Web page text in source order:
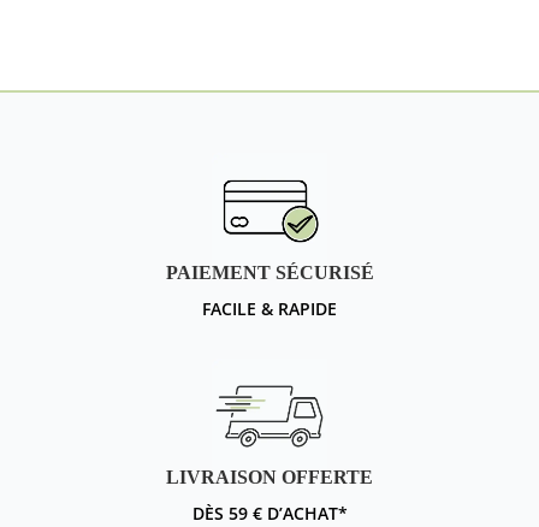
PAIEMENT SÉCURISÉ
FACILE & RAPIDE
LIVRAISON OFFERTE
DÈS 59 € D’ACHAT*